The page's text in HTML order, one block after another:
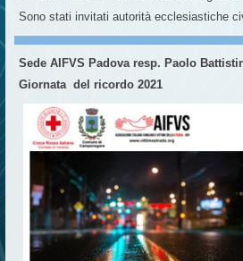
Sono stati invitati autorità ecclesiastiche
Sede AIFVS Padova resp. Paolo
Giornata del ricordo 2021